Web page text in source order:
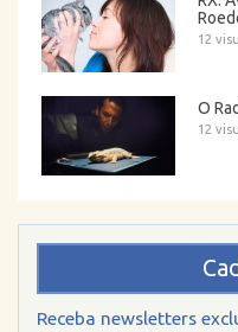
12
O
12
Receba newsletters